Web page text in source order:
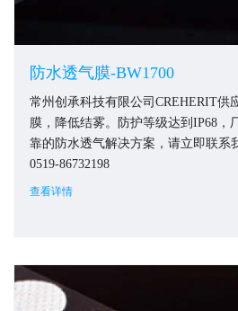
防水透气膜-BW1700
常州创承科技有限公司CREHERIT供
膜，降低结雾。防护等级达到IP68，
靠的防水透气解决方案，请立即联系
0519-86732198
查看详情